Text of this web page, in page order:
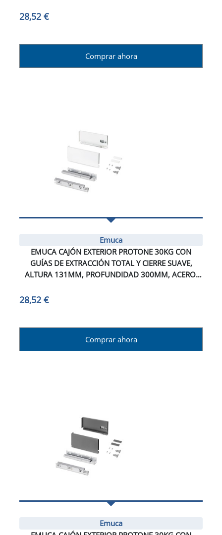
28,52 €
Comprar ahora
Emuca
EMUCA CAJÓN EXTERIOR PROTONE 30KG CON
GUÍAS DE EXTRACCIÓN TOTAL Y CIERRE SUAVE,
ALTURA 131MM, PROFUNDIDAD 300MM, ACERO,
28,52 €
Comprar ahora
Emuca